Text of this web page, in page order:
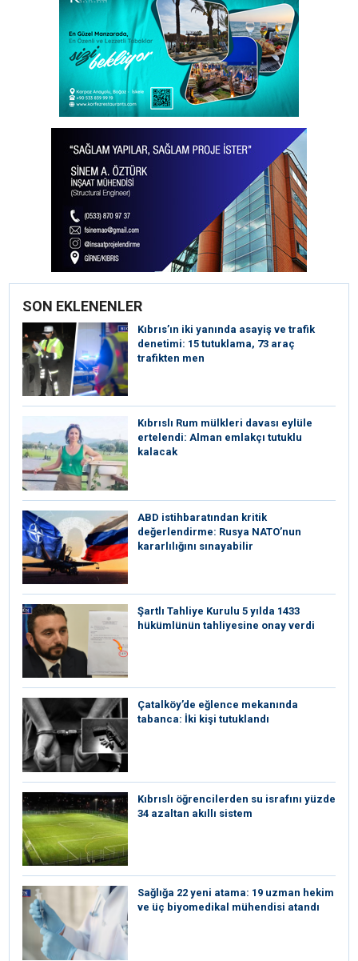
SON EKLENENLER
Kıbrıs’ın iki yanında asayiş ve trafik
denetimi: 15 tutuklama, 73 araç
trafikten men
Kıbrıslı Rum mülkleri davası eylüle
ertelendi: Alman emlakçı tutuklu
kalacak
ABD istihbaratından kritik
değerlendirme: Rusya NATO’nun
kararlılığını sınayabilir
Şartlı Tahliye Kurulu 5 yılda 1433
hükümlünün tahliyesine onay verdi
Çatalköy’de eğlence mekanında
tabanca: İki kişi tutuklandı
Kıbrıslı öğrencilerden su israfını yüzde
34 azaltan akıllı sistem
Sağlığa 22 yeni atama: 19 uzman hekim
ve üç biyomedikal mühendisi atandı